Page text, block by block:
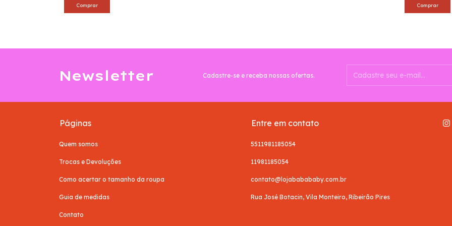
Comprar Comprar
Newsletter Cadastre-se e receba nossas ofertas.
Páginas
Quem somos
Trocas e Devoluções
Como acertar o tamanho da roupa
Guia de medidas
Contato
Entre em contato
5511981185054
11981185054
contato@lojababababy.com.br
Rua José Botacin, Vila Monteiro, Ribeirão Pires